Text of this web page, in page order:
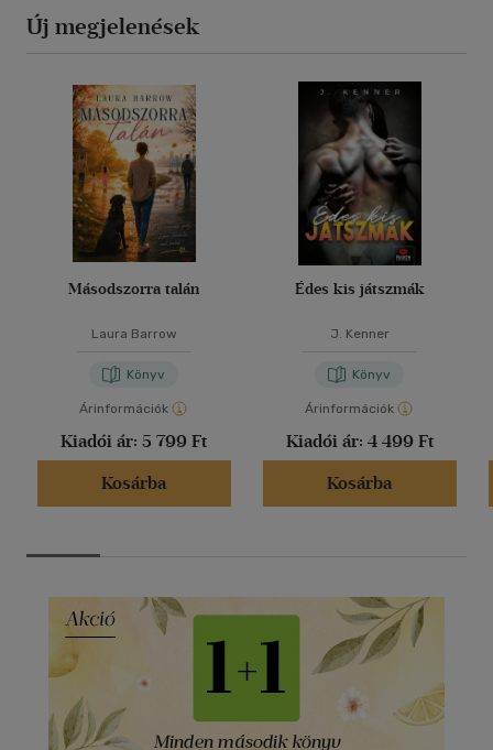
Új megjelenések
Másodszorra talán
Laura Barrow
Könyv
Árinformációk
Kiadói ár: 5 799 Ft
Kosárba
Édes kis játszmák
J. Kenner
Könyv
Árinformációk
Kiadói ár: 4 499 Ft
Kosárba